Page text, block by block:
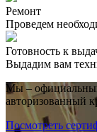
Ремонт
Проведем
Готовность к
Выдадим вам
Мы –
авторизованный
Посмотреть